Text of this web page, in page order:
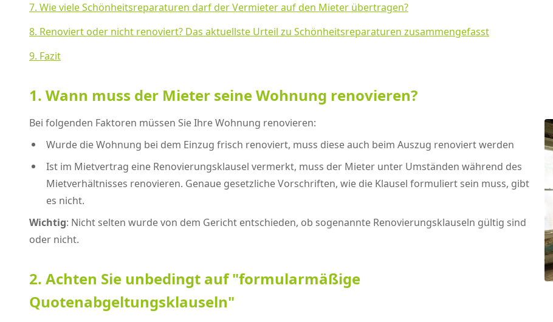
7. Wie viele Schönheitsreparaturen darf der Vermieter auf den Mieter übertragen?
8. Renoviert oder nicht renoviert? Das aktuellste Urteil zu Schönheitsreparaturen zusammengefasst
9. Fazit
1. Wann muss der Mieter seine Wohnung renovieren?
Bei folgenden Faktoren müssen Sie Ihre Wohnung renovieren:
Wurde die Wohnung bei dem Einzug frisch renoviert, muss diese auch beim Auszug renoviert werden
Ist im Mietvertrag eine Renovierungsklausel vermerkt, muss der Mieter unter Umständen während des
Mietverhältnisses renovieren. Genaue gesetzliche Vorschriften, wie die Klausel formuliert sein muss, gibt
es nicht.
Wichtig: Nicht selten wurde von dem Gericht entschieden, ob sogenannte Renovierungsklauseln gültig sind
oder nicht.
2. Achten Sie unbedingt auf "formularmäßige
Quotenabgeltungsklauseln"